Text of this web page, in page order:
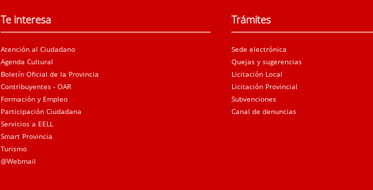
Te interesa
Atención al Ciudadano
Agenda Cultural
Boletín Oficial de la Provincia
Contribuyentes - OAR
Formación y Empleo
Participación Ciudadana
Servicios a EELL
Smart Provincia
Turismo
@Webmail
Trámites
Sede electrónica
Quejas y sugerencias
Licitación Local
Licitación Provincial
Subvenciones
Canal de denuncias